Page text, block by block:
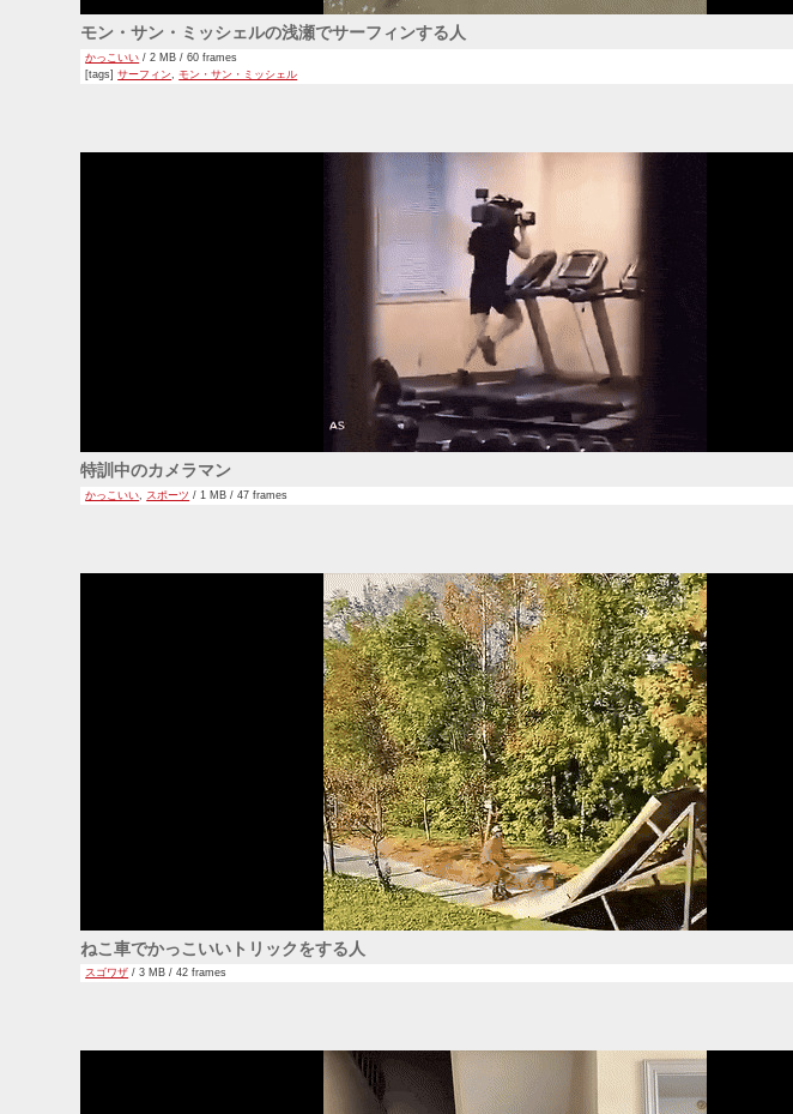
モン・サン・ミッシェルの浅瀬でサーフィンする人
かっこいい / 2 MB / 60 frames
[tags]サーフィン,モン・サン・ミッシェル
特訓中のカメラマン
かっこいい スポーツ / 1 MB / 47 frames
ねこ車でかっこいいトリックをする人
スゴワザ / 3 MB / 42 frames